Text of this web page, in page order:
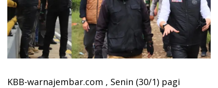
KBB-warnajembar.com , Senin (30/1) pagi